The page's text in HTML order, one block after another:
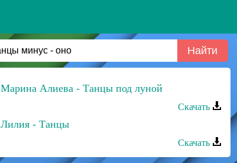
Марина Алиева - Танцы под луной
Скачать
Лилия - Танцы
Скачать